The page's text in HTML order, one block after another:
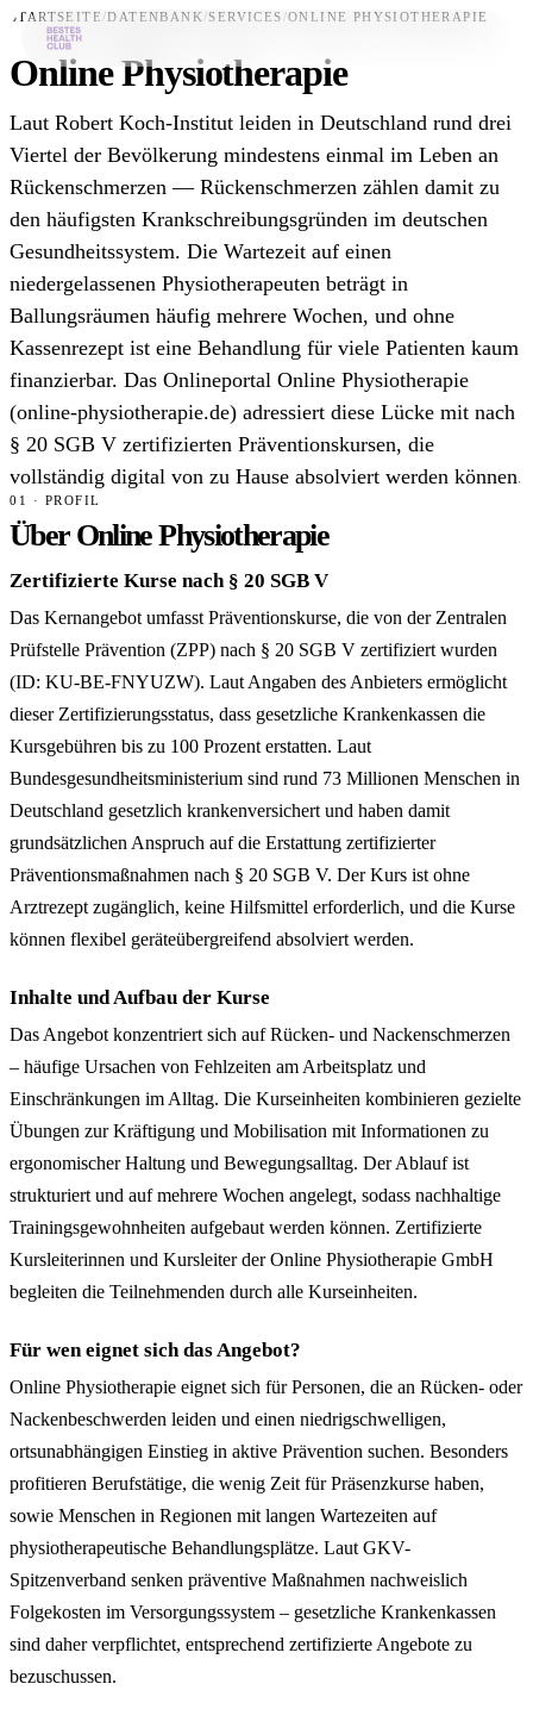
Datenbank
News
Über uns
Für Unternehmen
Jetzt downloaden
STARTSEITE /DATENBANK /SERVICES /ONLINE PHYSIOTHERAPIE
Online Physiotherapie
Laut Robert Koch-Institut leiden in Deutschland rund drei
Viertel der Bevölkerung mindestens einmal im Leben an
Rückenschmerzen — Rückenschmerzen zählen damit zu
den häufigsten Krankschreibungsgründen im deutschen
Gesundheitssystem. Die Wartezeit auf einen
niedergelassenen Physiotherapeuten beträgt in
Ballungsräumen häufig mehrere Wochen, und ohne
Kassenrezept ist eine Behandlung für viele Patienten kaum
finanzierbar. Das Onlineportal Online Physiotherapie
(online-physiotherapie.de) adressiert diese Lücke mit nach
§ 20 SGB V zertifizierten Präventionskursen, die
vollständig digital von zu Hause absolviert werden können.
01 · PROFIL
Über Online Physiotherapie
Zertifizierte Kurse nach § 20 SGB V
Das Kernangebot umfasst Präventionskurse, die von der Zentralen
Prüfstelle Prävention (ZPP) nach § 20 SGB V zertifiziert wurden
(ID: KU-BE-FNYUZW). Laut Angaben des Anbieters ermöglicht
dieser Zertifizierungsstatus, dass gesetzliche Krankenkassen die
Kursgebühren bis zu 100 Prozent erstatten. Laut
Bundesgesundheitsministerium sind rund 73 Millionen Menschen in
Deutschland gesetzlich krankenversichert und haben damit
grundsätzlichen Anspruch auf die Erstattung zertifizierter
Präventionsmaßnahmen nach § 20 SGB V. Der Kurs ist ohne
Arztrezept zugänglich, keine Hilfsmittel erforderlich, und die Kurse
können flexibel geräteübergreifend absolviert werden.
Inhalte und Aufbau der Kurse
Das Angebot konzentriert sich auf Rücken- und Nackenschmerzen
– häufige Ursachen von Fehlzeiten am Arbeitsplatz und
Einschränkungen im Alltag. Die Kurseinheiten kombinieren gezielte
Übungen zur Kräftigung und Mobilisation mit Informationen zu
ergonomischer Haltung und Bewegungsalltag. Der Ablauf ist
strukturiert und auf mehrere Wochen angelegt, sodass nachhaltige
Trainingsgewohnheiten aufgebaut werden können. Zertifizierte
Kursleiterinnen und Kursleiter der Online Physiotherapie GmbH
begleiten die Teilnehmenden durch alle Kurseinheiten.
Für wen eignet sich das Angebot?
Online Physiotherapie eignet sich für Personen, die an Rücken- oder
Nackenbeschwerden leiden und einen niedrigschwelligen,
ortsunabhängigen Einstieg in aktive Prävention suchen. Besonders
profitieren Berufstätige, die wenig Zeit für Präsenzkurse haben,
sowie Menschen in Regionen mit langen Wartezeiten auf
physiotherapeutische Behandlungsplätze. Laut GKV-
Spitzenverband senken präventive Maßnahmen nachweislich
Folgekosten im Versorgungssystem – gesetzliche Krankenkassen
sind daher verpflichtet, entsprechend zertifizierte Angebote zu
bezuschussen.